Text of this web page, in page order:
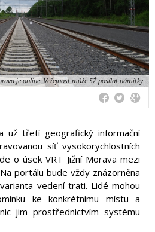
je online. Veřejnost může SŽ posílat námitky
už třetí geografický informační
síť vysokorychlostních
o úsek VRT Jižní Morava mezi
portálu bude vždy znázorněna
vedení trati. Lidé mohou
ke konkrétnímu místu a
jim prostřednictvím systému